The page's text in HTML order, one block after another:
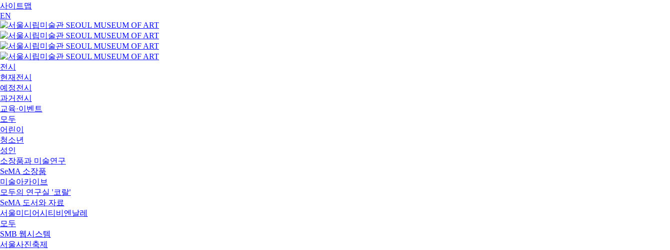
사이트맵
EN
전시
현재전시
예정전시
과거전시
교육·이벤트
모두
어린이
청소년
성인
소장품과 미술연구
SeMA 소장품
미술아카이브
모두의 연구실 '코랄'
SeMA 도서와 자료
서울미디어시티비엔날레
모두
SMB 웹시스템
서울사진축제